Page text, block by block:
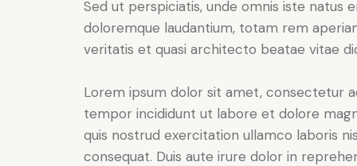
Sed ut perspiciatis, unde omnis iste natus
doloremque laudantium, totam rem
veritatis et quasi architecto beatae vitae
Lorem ipsum dolor sit amet, consectetur
tempor incididunt ut labore et dolore
quis nostrud exercitation ullamco laboris
consequat. Duis aute irure dolor in